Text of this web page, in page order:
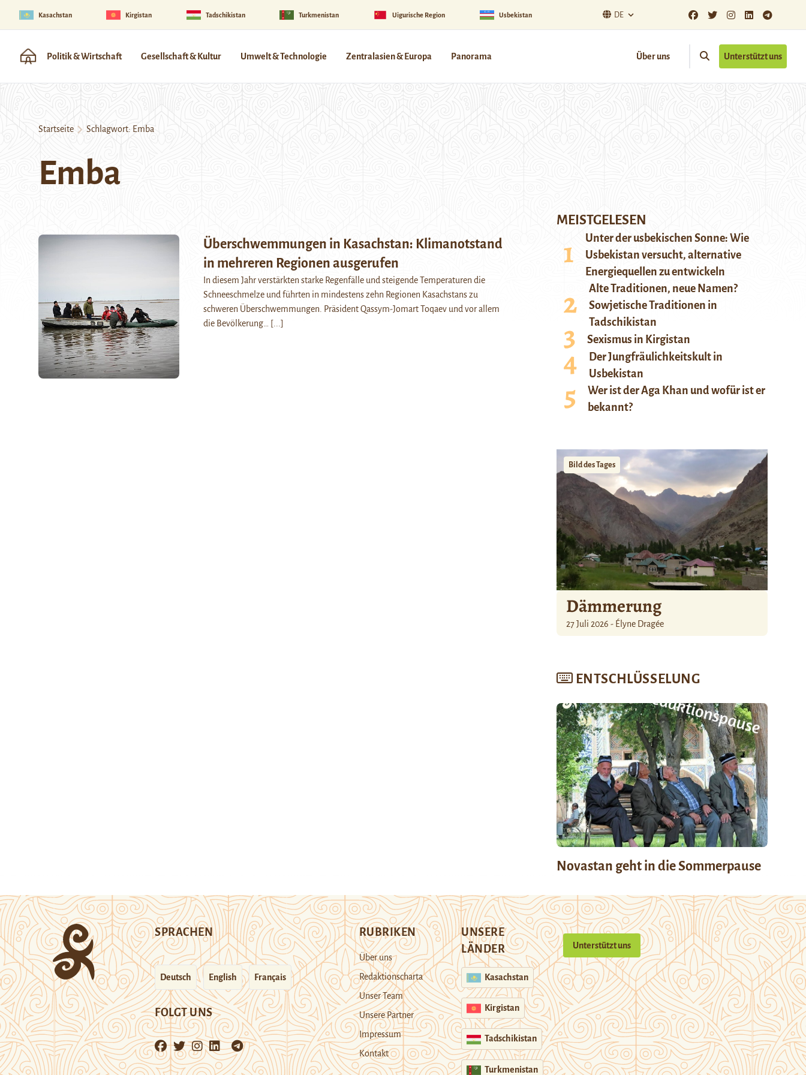
Kasachstan Kirgistan Tadschikistan Turkmenistan Uigurische Region Usbekistan DE
Politik & Wirtschaft Gesellschaft & Kultur Umwelt & Technologie Zentralasien & Europa Panorama Über uns Unterstützt uns
Startseite Schlagwort: Emba
Emba
Überschwemmungen in Kasachstan: Klimanotstand
in mehreren Regionen ausgerufen
In diesem Jahr verstärkten starke Regenfälle und steigende Temperaturen die
Schneeschmelze und führten in mindestens zehn Regionen Kasachstans zu
schweren Überschwemmungen. Präsident Qassym-Jomart Toqaev und vor allem
die Bevölkerung…
[...]
MEISTGELESEN
Unter der usbekischen Sonne: Wie
Usbekistan versucht, alternative
Energiequellen zu entwickeln
Alte Traditionen, neue Namen?
Sowjetische Traditionen in
Tadschikistan
Sexismus in Kirgistan
Der Jungfräulichkeitskult in
Usbekistan
Wer ist der Aga Khan und wofür ist er
bekannt?
Bild des Tages
Dämmerung
27 Juli 2026 - Élyne Dragée
ENTSCHLÜSSELUNG
Novastan geht in die Sommerpause
SPRACHEN
Deutsch English Français
FOLGT UNS
RUBRIKEN
Über uns
Redaktionscharta
Unser Team
Unsere Partner
Impressum
Kontakt
UNSERE
LÄNDER
Kasachstan
Kirgistan
Tadschikistan
Turkmenistan
Unterstützt uns